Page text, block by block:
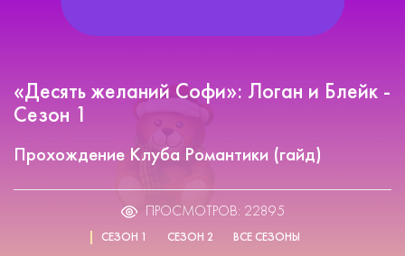
«Десять желаний Софи»: Логан и Блейк -
Сезон 1
Прохождение Клуба Романтики (гайд)
ПРОСМОТРОВ: 22895
СЕЗОН 1 СЕЗОН 2 ВСЕ СЕЗОНЫ